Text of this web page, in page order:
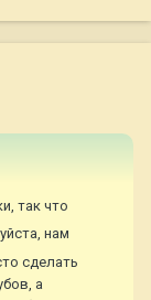
так что
нам
сделать
а